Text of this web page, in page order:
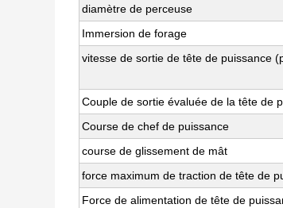
diamètre de perceuse
Immersion de forage
vitesse de sortie de tête de puissance
Couple de sortie évaluée de la tête de
Course de chef de puissance
course de glissement de mât
force maximum de traction de tête de
Force de alimentation de tête de